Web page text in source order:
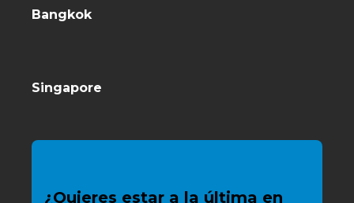
Bangkok
Singapore
¿Quieres estar a la última en